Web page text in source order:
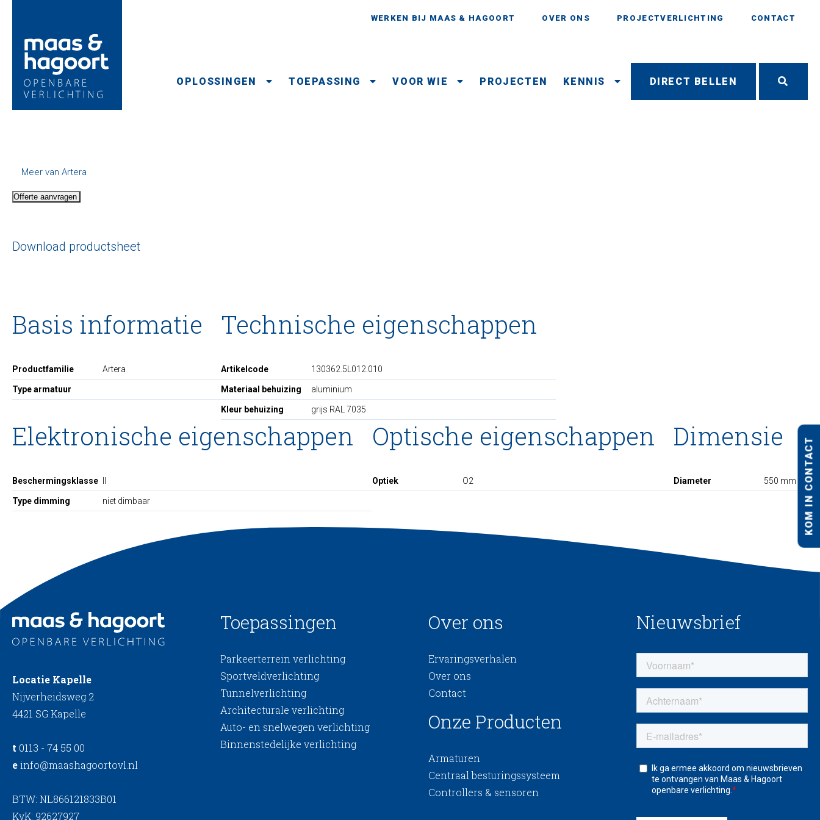
KOM IN CONTACT
WERKEN BIJ MAAS & HAGOORT OVER ONS PROJECTVERLICHTING CONTACT
OPLOSSINGEN TOEPASSING VOOR WIE PROJECTEN KENNIS DIRECT BELLEN
Meer van Artera
Offerte aanvragen
Download productsheet
Basis informatie
Productfamilie Artera
Type armatuur
Technische eigenschappen
Artikelcode 130362.5L012.010
Materiaal behuizing aluminium
Kleur behuizing grijs RAL 7035
Elektronische eigenschappen
Beschermingsklasse
Type dimming niet dimbaar
Optische eigenschappen
Optiek O2
Dimensie
Diameter 550 mm
Locatie Kapelle
Nijverheidsweg 2
4421 SG Kapelle
t 0113 - 74 55 00
einfo@maashagoortovl.nl
BTW: NL866121833B01
KvK: 92627927
Toepassingen
Parkeerterrein verlichting
Sportveldverlichting
Tunnelverlichting
Architecturale verlichting
Auto- en snelwegen verlichting
Binnenstedelijke verlichting
Over ons
Ervaringsverhalen
Over ons
Contact
Onze Producten
Armaturen
Centraal besturingssysteem
Controllers & sensoren
Nieuwsbrief